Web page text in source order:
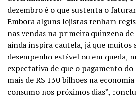
dezembro é o que sustenta o
Embora alguns lojistas tenham
nas vendas na primeira quinzena
ainda inspira cautela, já que muitos
desempenho estável ou em queda,
expectativa de que o pagamento
mais de R$ 130 bilhões na
consumo nos próximos dias”,